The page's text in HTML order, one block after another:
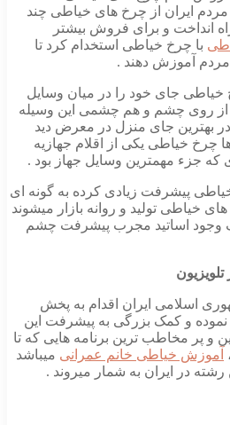
مردم ایران از چرخ های خیاطی چند
انداخت و برای فروش بیشتر
با چرخ خیاطی استخدام کرد تا
مردم آموزش دهند .
جای خود را در میان وسایل
از روی چشم و هم چشمی این وسیله
در بهترین جای منزل در معرض دید
چرخ خیاطی یکی از اقلام جهازیه
جزء مهمترین وسایل جهاز بود .
پیشرفت زیادی کرده به گونه ای
خیاطی تولید و روانه بازار میشوند
وجود اساتید مجرب پیشرفت چشم
اسلامی ایران اقدام به پخش
و کمک بزرگی به پیشرفت این
و پر مخاطب ترین برنامه هایی که تا
آموزش خیاطی خانم عمرانی میباشد
رشته در ایران به شمار میروند .